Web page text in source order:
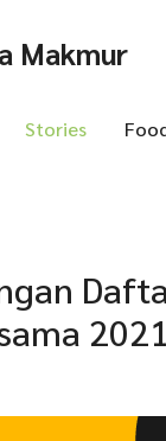
Makmur
Stories
2021